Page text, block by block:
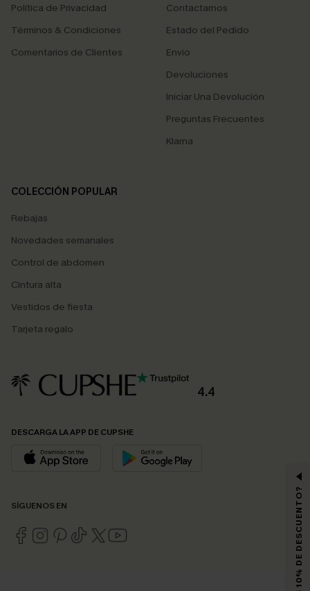
Política de Privacidad
Términos & Condiciones
Comentarios de Clientes
Contactarnos
Estado del Pedido
Envío
Devoluciones
Iniciar Una Devolución
Preguntas Frecuentes
Klarna
COLECCIÓN POPULAR
Rebajas
Novedades semanales
Control de abdomen
Cintura alta
Vestidos de fiesta
Tarjeta regalo
4.4
DESCARGA LA APP DE CUPSHE
SÍGUENOS EN